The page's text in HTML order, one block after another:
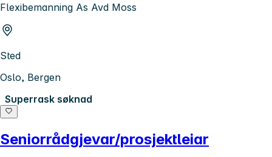
Flexibemanning As Avd Moss
Sted
Oslo, Bergen
Superrask søknad
Seniorrådgjevar/prosjektleiar